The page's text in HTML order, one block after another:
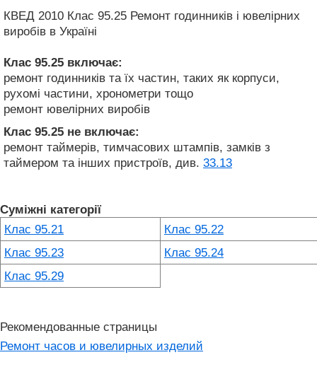
КВЕД 2010 Клас 95.25 Ремонт годинників і ювелірних
виробів в Україні
Клас 95.25 включає:
ремонт годинників та їх частин, таких як корпуси,
рухомі частини, хронометри тощо
ремонт ювелірних виробів
Клас 95.25 не включає:
ремонт таймерів, тимчасових штампів, замків з
таймером та інших пристроїв, див. 33.13
Суміжні категорії
Клас 95.21
Клас 95.22
Клас 95.23
Клас 95.24
Клас 95.29
Рекомендованные страницы
Ремонт часов и ювелирных изделий